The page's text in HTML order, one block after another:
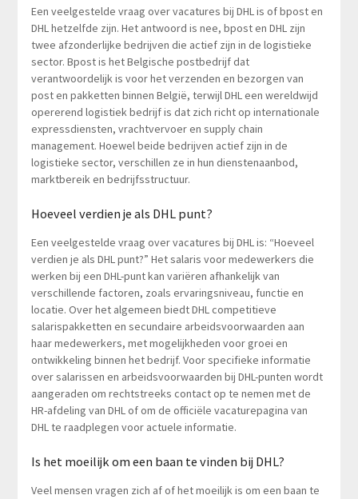
Een veelgestelde vraag over vacatures bij DHL is of bpost en
DHL hetzelfde zijn. Het antwoord is nee, bpost en DHL zijn
twee afzonderlijke bedrijven die actief zijn in de logistieke
sector. Bpost is het Belgische postbedrijf dat
verantwoordelijk is voor het verzenden en bezorgen van
post en pakketten binnen België, terwijl DHL een wereldwijd
opererend logistiek bedrijf is dat zich richt op internationale
expressdiensten, vrachtvervoer en supply chain
management. Hoewel beide bedrijven actief zijn in de
logistieke sector, verschillen ze in hun dienstenaanbod,
marktbereik en bedrijfsstructuur.
Hoeveel verdien je als DHL punt?
Een veelgestelde vraag over vacatures bij DHL is: “Hoeveel
verdien je als DHL punt?” Het salaris voor medewerkers die
werken bij een DHL-punt kan variëren afhankelijk van
verschillende factoren, zoals ervaringsniveau, functie en
locatie. Over het algemeen biedt DHL competitieve
salarispakketten en secundaire arbeidsvoorwaarden aan
haar medewerkers, met mogelijkheden voor groei en
ontwikkeling binnen het bedrijf. Voor specifieke informatie
over salarissen en arbeidsvoorwaarden bij DHL-punten wordt
aangeraden om rechtstreeks contact op te nemen met de
HR-afdeling van DHL of om de officiële vacaturepagina van
DHL te raadplegen voor actuele informatie.
Is het moeilijk om een ​​baan te vinden bij DHL?
Veel mensen vragen zich af of het moeilijk is om een baan te